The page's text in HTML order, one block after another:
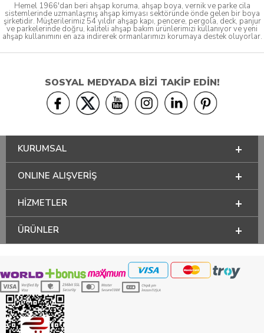
Hemel 1966'dan beri ahşap koruma, ahşap boya, vernik ve parke cila
sistemlerinde uzmanlaşmış ahşap kimyası sektöründe önde gelen bir boya
şirketidir. Müşterilerimiz 54 yıldır ahşap kapı, pencere, pergola, deck, panjur
ve parkelerinde doğru, kaliteli ahşap bakım ürünlerimizi kullanıyor ve yeni
ahşap kullanımını en aza indirerek ormanlarımızı korumaya destek oluyorlar.
SOSYAL MEDYADA BİZİ TAKİP EDİN!
KURUMSAL
ONLINE ALIŞVERİŞ
HİZMETLER
ÜRÜNLER